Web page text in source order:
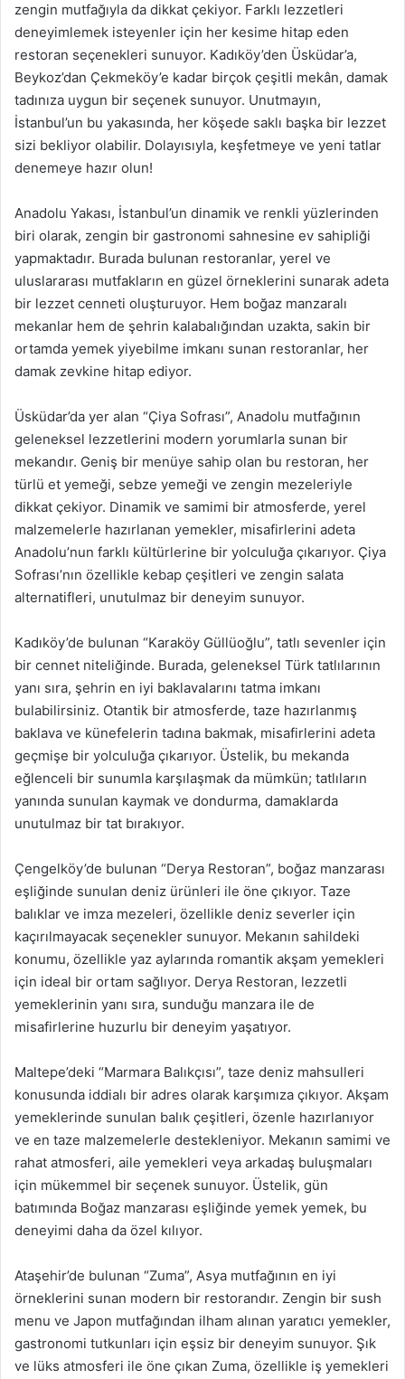
zengin mutfağıyla da dikkat çekiyor. Farklı lezzetleri
deneyimlemek isteyenler için her kesime hitap eden
restoran seçenekleri sunuyor. Kadıköy’den Üsküdar’a,
Beykoz’dan Çekmeköy’e kadar birçok çeşitli mekân, damak
tadınıza uygun bir seçenek sunuyor. Unutmayın,
İstanbul’un bu yakasında, her köşede saklı başka bir lezzet
sizi bekliyor olabilir. Dolayısıyla, keşfetmeye ve yeni tatlar
denemeye hazır olun!
Anadolu Yakası, İstanbul’un dinamik ve renkli yüzlerinden
biri olarak, zengin bir gastronomi sahnesine ev sahipliği
yapmaktadır. Burada bulunan restoranlar, yerel ve
uluslararası mutfakların en güzel örneklerini sunarak adeta
bir lezzet cenneti oluşturuyor. Hem boğaz manzaralı
mekanlar hem de şehrin kalabalığından uzakta, sakin bir
ortamda yemek yiyebilme imkanı sunan restoranlar, her
damak zevkine hitap ediyor.
Üsküdar’da yer alan “Çiya Sofrası”, Anadolu mutfağının
geleneksel lezzetlerini modern yorumlarla sunan bir
mekandır. Geniş bir menüye sahip olan bu restoran, her
türlü et yemeği, sebze yemeği ve zengin mezeleriyle
dikkat çekiyor. Dinamik ve samimi bir atmosferde, yerel
malzemelerle hazırlanan yemekler, misafirlerini adeta
Anadolu’nun farklı kültürlerine bir yolculuğa çıkarıyor. Çiya
Sofrası’nın özellikle kebap çeşitleri ve zengin salata
alternatifleri, unutulmaz bir deneyim sunuyor.
Kadıköy’de bulunan “Karaköy Güllüoğlu”, tatlı sevenler için
bir cennet niteliğinde. Burada, geleneksel Türk tatlılarının
yanı sıra, şehrin en iyi baklavalarını tatma imkanı
bulabilirsiniz. Otantik bir atmosferde, taze hazırlanmış
baklava ve künefelerin tadına bakmak, misafirlerini adeta
geçmişe bir yolculuğa çıkarıyor. Üstelik, bu mekanda
eğlenceli bir sunumla karşılaşmak da mümkün; tatlıların
yanında sunulan kaymak ve dondurma, damaklarda
unutulmaz bir tat bırakıyor.
Çengelköy’de bulunan “Derya Restoran”, boğaz manzarası
eşliğinde sunulan deniz ürünleri ile öne çıkıyor. Taze
balıklar ve imza mezeleri, özellikle deniz severler için
kaçırılmayacak seçenekler sunuyor. Mekanın sahildeki
konumu, özellikle yaz aylarında romantik akşam yemekleri
için ideal bir ortam sağlıyor. Derya Restoran, lezzetli
yemeklerinin yanı sıra, sunduğu manzara ile de
misafirlerine huzurlu bir deneyim yaşatıyor.
Maltepe’deki “Marmara Balıkçısı”, taze deniz mahsulleri
konusunda iddialı bir adres olarak karşımıza çıkıyor. Akşam
yemeklerinde sunulan balık çeşitleri, özenle hazırlanıyor
ve en taze malzemelerle destekleniyor. Mekanın samimi ve
rahat atmosferi, aile yemekleri veya arkadaş buluşmaları
için mükemmel bir seçenek sunuyor. Üstelik, gün
batımında Boğaz manzarası eşliğinde yemek yemek, bu
deneyimi daha da özel kılıyor.
Ataşehir’de bulunan “Zuma”, Asya mutfağının en iyi
örneklerini sunan modern bir restorandır. Zengin bir sush
menu ve Japon mutfağından ilham alınan yaratıcı yemekler,
gastronomi tutkunları için eşsiz bir deneyim sunuyor. Şık
ve lüks atmosferi ile öne çıkan Zuma, özellikle iş yemekleri